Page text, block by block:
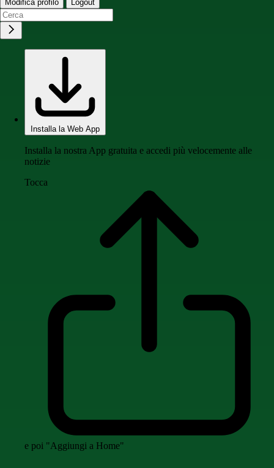
Modifica profilo Logout
Installa la Web App
Installa la nostra App gratuita e accedi più velocemente alle
notizie
Tocca
e poi "Aggiungi a Home"